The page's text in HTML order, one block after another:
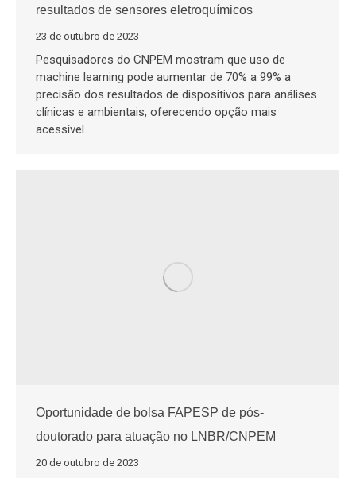
resultados de sensores eletroquímicos
23 de outubro de 2023
Pesquisadores do CNPEM mostram que uso de
machine learning pode aumentar de 70% a 99% a
precisão dos resultados de dispositivos para análises
clínicas e ambientais, oferecendo opção mais
acessível…
Oportunidade de bolsa FAPESP de pós-
doutorado para atuação no LNBR/CNPEM
20 de outubro de 2023